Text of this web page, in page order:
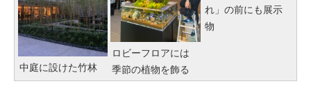
中庭に設けた竹林
ロビーフロアには
季節の植物を飾る
れ」の前にも展示
物